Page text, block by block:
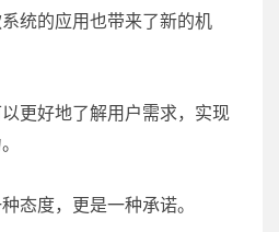
统的应用也带来了新的机
更好地了解用户需求，实现
态度，更是一种承诺。